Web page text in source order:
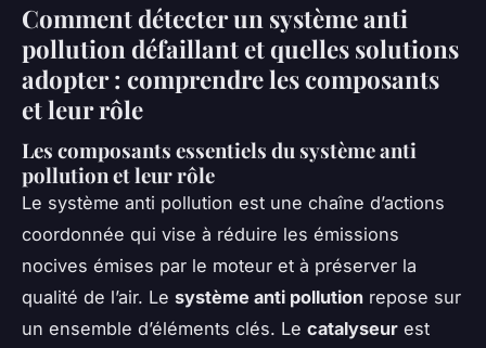
Comment détecter un système anti
pollution défaillant et quelles solutions
adopter : comprendre les composants
et leur rôle
Les composants essentiels du système anti
pollution et leur rôle
Le système anti pollution est une chaîne d’actions
coordonnée qui vise à réduire les émissions
nocives émises par le moteur et à préserver la
qualité de l’air. Le système anti pollution repose sur
un ensemble d’éléments clés. Le catalyseur est